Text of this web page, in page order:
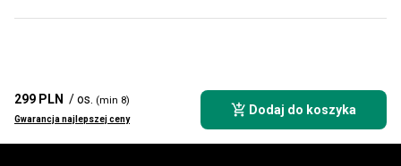
299 PLN / os. (min 8)
Gwarancja najlepszej ceny
Dodaj do koszyka